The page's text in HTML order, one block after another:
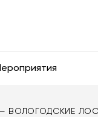
— ВОЛОГОДСКИЕ